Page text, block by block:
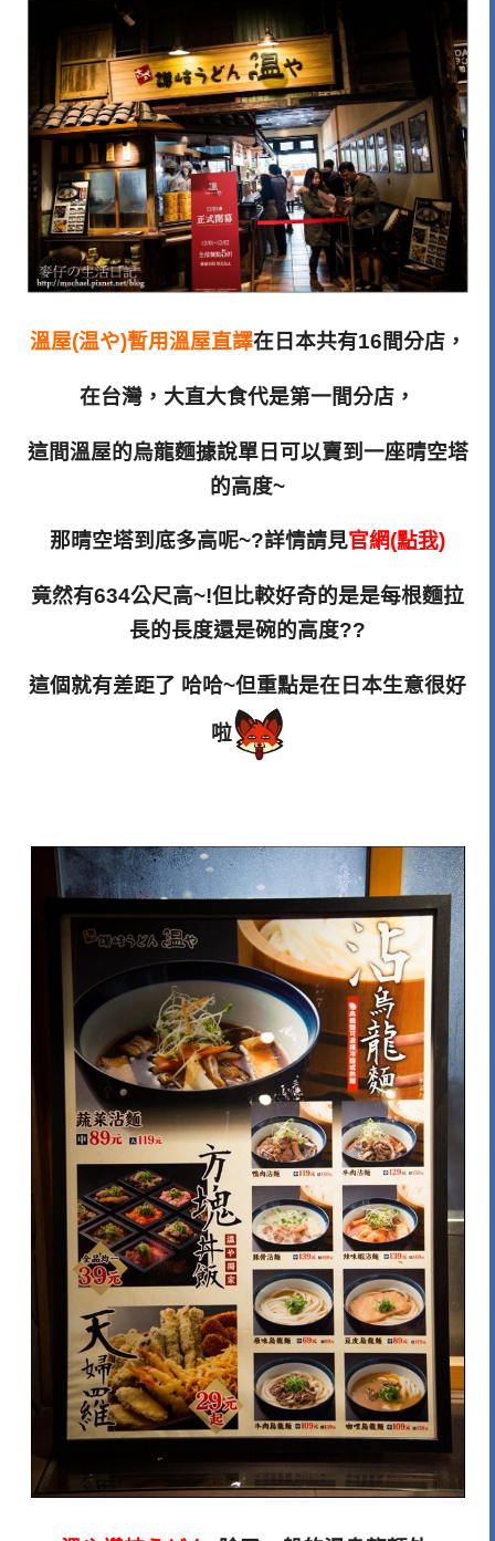
溫屋(温や)暫用溫屋直譯在日本共有16間分店，
在台灣，大直大食代是第一間分店，
這間溫屋的烏龍麵據說單日可以賣到一座晴空塔
的高度~
那晴空塔到底多高呢~?詳情請見官網(點我)
竟然有634公尺高~!但比較好奇的是是每根麵拉
長的長度還是碗的高度??
這個就有差距了 哈哈~但重點是在日本生意很好
啦